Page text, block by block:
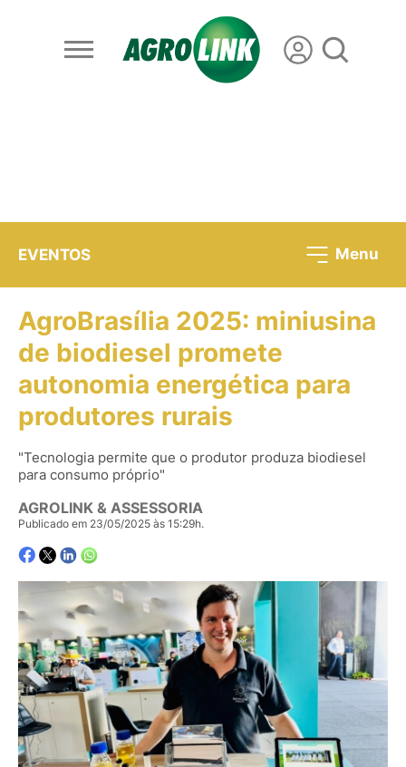
EVENTOS Menu
AgroBrasília 2025: miniusina
de biodiesel promete
autonomia energética para
produtores rurais
"Tecnologia permite que o produtor produza biodiesel
para consumo próprio"
AGROLINK & ASSESSORIA
Publicado em 23/05/2025 às 15:29h.